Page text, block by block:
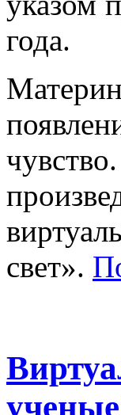
года.
свет».